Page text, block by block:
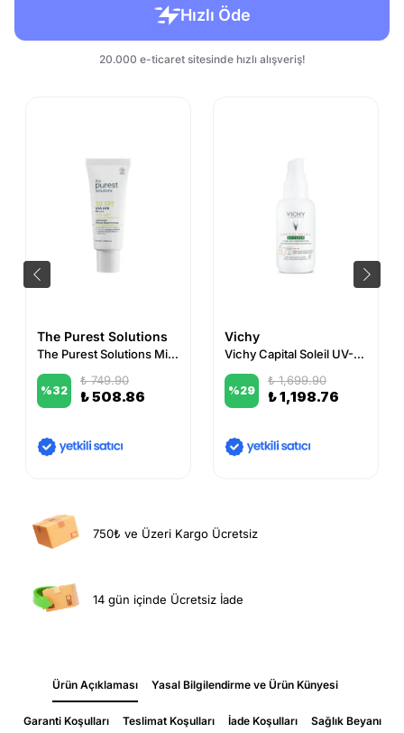
The Purest Solutions
The Purest Solutions Mineral Filtreli Güneş Koruyucu Krem SPF 30 40 ml
%32
₺ 749.90
₺ 508.86
Vichy
Vichy Capital Soleil UV-Clear Spf 50 Fluid Güneş Koruyucu 40 ml
%29
₺ 1,699.90
₺ 1,198.76
750₺ ve Üzeri Kargo Ücretsiz
14 gün içinde Ücretsiz İade
Ürün Açıklaması Yasal Bilgilendirme ve Ürün Künyesi
Garanti Koşulları Teslimat Koşulları İade Koşulları Sağlık Beyanı